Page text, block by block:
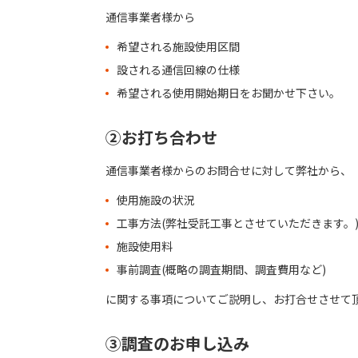
通信事業者様から
希望される施設使用区間
設される通信回線の仕様
希望される使用開始期日をお聞かせ下さい。
②お打ち合わせ
通信事業者様からのお問合せに対して弊社から、
使用施設の状況
工事方法(弊社受託工事とさせていただきます。)
施設使用料
事前調査(概略の調査期間、調査費用など)
に関する事項についてご説明し、お打合せさせて
➂調査のお申し込み